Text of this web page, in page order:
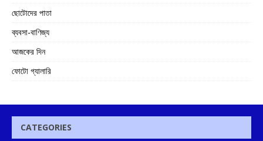
ছোটোদের পাতা
ব্যবসা-বাণিজ্য
আজকের দিন
ফোটো গ্যালারি
CATEGORIES